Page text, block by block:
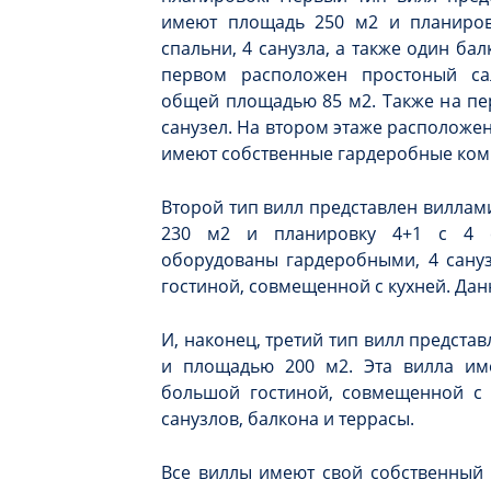
имеют площадь 250 м2 и
спальни, 4 санузла, а также один
первом расположен простоный
общей площадью 85 м2. Также на
санузел. На втором этаже
имеют собственные гардеробные
Второй тип вилл представлен
230 м2 и планировку 4+1 с 4
оборудованы гардеробными, 4
гостиной, совмещенной с кухней.
И, наконец, третий тип вилл
и площадью 200 м2. Эта вилла
большой гостиной, совмещенной с
санузлов, балкона и террасы.
Все виллы имеют свой